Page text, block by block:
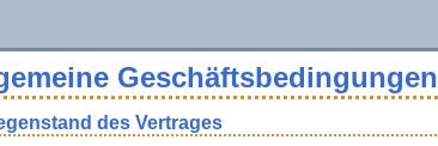
Geschäftsbedingungen
des Vertrages